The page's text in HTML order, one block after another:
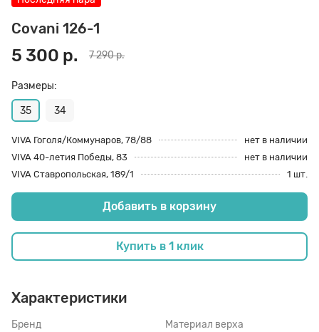
Covani 126-1
5 300 р. 7 290 р.
Размеры:
35 34
VIVA Гоголя/Коммунаров, 78/88
нет в наличии
VIVA 40-летия Победы, 83
нет в наличии
VIVA Ставропольская, 189/1
1 шт.
Добавить в корзину
Купить в 1 клик
Характеристики
Бренд Материал верха
70 den
Подпяточники
Пропитка
Пяткоудерживатели
Растяжитель и Очиститель